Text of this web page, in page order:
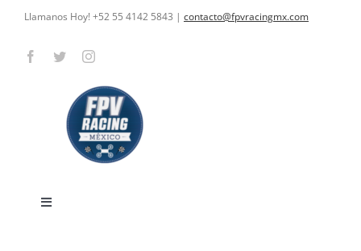
Skip
content
Llamanos Hoy! +52 55 4142 5843 | contacto@fpvracingmx.com
Toggle